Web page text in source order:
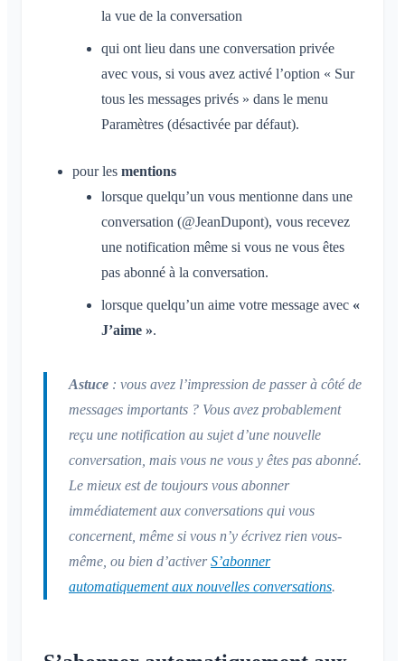
la vue de la conversation
qui ont lieu dans une conversation privée
avec vous, si vous avez activé l’option « Sur
tous les messages privés » dans le menu
Paramètres (désactivée par défaut).
pour les mentions
lorsque quelqu’un vous mentionne dans une
conversation (@JeanDupont), vous recevez
une notification même si vous ne vous êtes
pas abonné à la conversation.
lorsque quelqu’un aime votre message avec «
J’aime ».
Astuce : vous avez l’impression de passer à côté de
messages importants ? Vous avez probablement
reçu une notification au sujet d’une nouvelle
conversation, mais vous ne vous y êtes pas abonné.
Le mieux est de toujours vous abonner
immédiatement aux conversations qui vous
concernent, même si vous n’y écrivez rien vous-
même, ou bien d’activerS’abonner
automatiquement aux nouvelles conversations.